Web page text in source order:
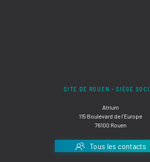
SITE DE ROUEN - SIÈGE
Atrium
115 Boulevard de l'Europe
76100 Rouen
Tous les contacts